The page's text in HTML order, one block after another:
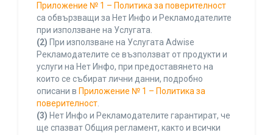
Приложение № 1 – Политика за поверителност
са обвързващи за Нет Инфо и Рекламодателите
при използване на Услугата.
(2) При използване на Услугата Adwise
Рекламодателите се възползват от продукти и
услуги на Нет Инфо, при предоставянето на
които се събират лични данни, подробно
описани в Приложение № 1 – Политика за
поверителност.
(3) Нет Инфо и Рекламодателите гарантират, че
ще спазват Общия регламент, както и всички